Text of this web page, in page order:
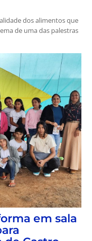
dos alimentos que
de uma das palestras
em sala